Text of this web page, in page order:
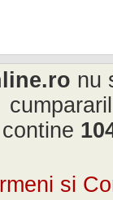
nu
contine
si